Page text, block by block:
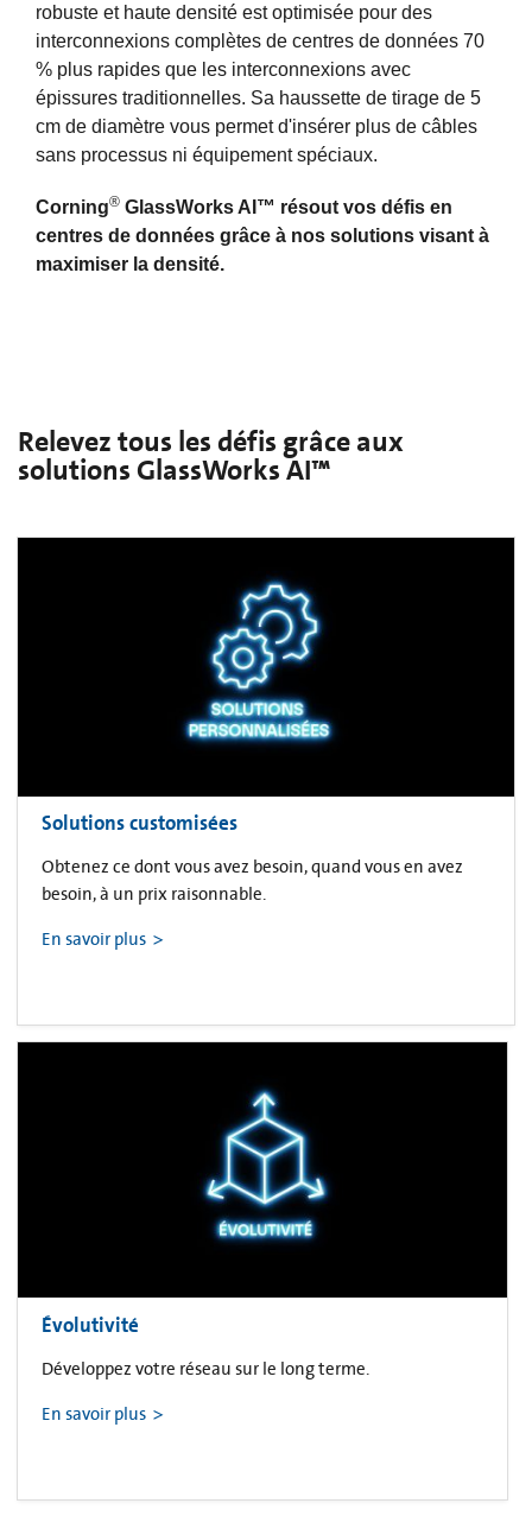
robuste et haute densité est optimisée pour des
interconnexions complètes de centres de données 70
% plus rapides que les interconnexions avec
épissures traditionnelles. Sa haussette de tirage de 5
cm de diamètre vous permet d'insérer plus de câbles
sans processus ni équipement spéciaux.
Corning® GlassWorks AI™ résout vos défis en
centres de données grâce à nos solutions visant à
maximiser la densité.
Relevez tous les défis grâce aux
solutions GlassWorks AI™
Solutions customisées
Obtenez ce dont vous avez besoin, quand vous en avez
besoin, à un prix raisonnable.
En savoir plus
Évolutivité
Développez votre réseau sur le long terme.
En savoir plus